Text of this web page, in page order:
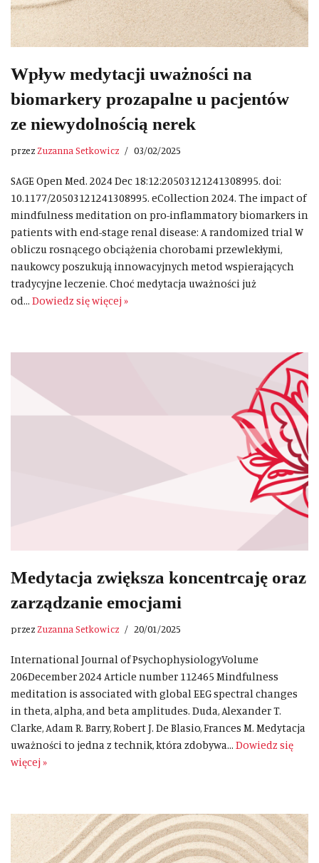
Wpływ medytacji uważności na
biomarkery prozapalne u pacjentów
ze niewydolnością nerek
przez Zuzanna Setkowicz 03/02/2025
SAGE Open Med. 2024 Dec 18:12:20503121241308995. doi:
10.1177/20503121241308995. eCollection 2024. The impact of
mindfulness meditation on pro-inflammatory biomarkers in
patients with end-stage renal disease: A randomized trial W
obliczu rosnącego obciążenia chorobami przewlekłymi,
naukowcy poszukują innowacyjnych metod wspierających
tradycyjne leczenie. Choć medytacja uważności już
od… Dowiedz się więcej »
Medytacja zwiększa koncentrcaję oraz
zarządzanie emocjami
przezZuzanna Setkowicz 20/01/2025
International Journal of PsychophysiologyVolume
206December 2024 Article number 112465 Mindfulness
meditation is associated with global EEG spectral changes
in theta, alpha, and beta amplitudes. Duda, Alexander T.
Clarke, Adam R. Barry, Robert J. De Blasio, Frances M. Medytacja
uważności to jedna z technik, która zdobywa… Dowiedz się
więcej »